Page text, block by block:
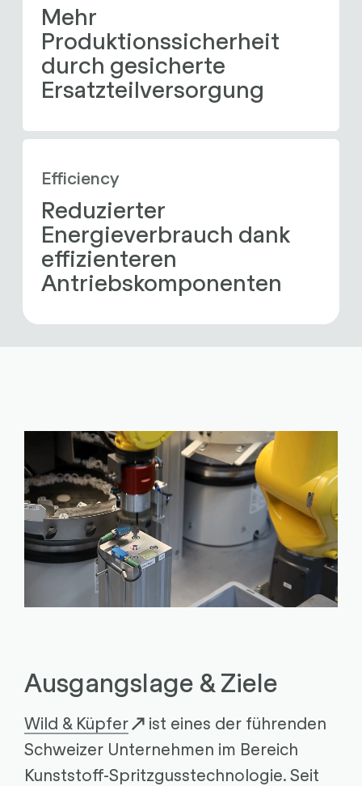
Mehr
Produktionssicherheit
durch gesicherte
Ersatzteilversorgung
Efficiency
Reduzierter
Energieverbrauch dank
effizienteren
Antriebskomponenten
Ausgangslage & Ziele
Wild & Küpfer
ist eines der führenden
Schweizer Unternehmen im Bereich
Kunststoff-Spritzgusstechnologie. Seit